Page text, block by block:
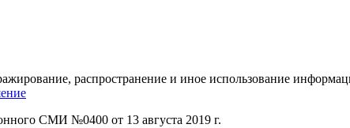
распространение и иное использование
СМИ №0400 от 13 августа 2019 г.